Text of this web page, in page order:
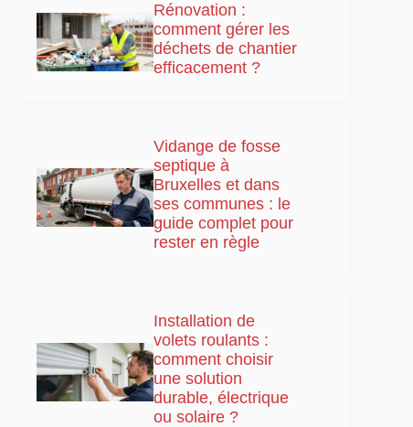
Rénovation :
comment gérer les
déchets de chantier
efficacement ?
Vidange de fosse
septique à
Bruxelles et dans
ses communes : le
guide complet pour
rester en règle
Installation de
volets roulants :
comment choisir
une solution
durable, électrique
ou solaire ?